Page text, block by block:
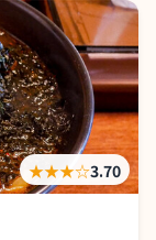
★★★☆3.70